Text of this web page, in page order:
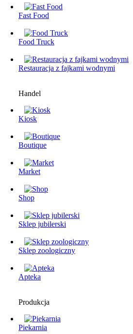
Fast Food
Food Truck
Restauracjа z fajkami wodnymi
Handel
Kiosk
Boutique
Market
Shop
Sklep jubilerski
Sklep zoologiczny
Apteka
Produkcja
Piekarnia